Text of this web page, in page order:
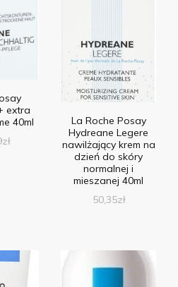
extra
40ml
zł
La Roche Posay
Hydreane Legere
nawilżający krem na
dzień do skóry
normalnej i
mieszanej 40ml
50,35zł